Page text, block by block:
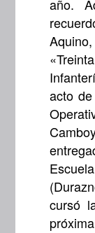
año.
acto
cursó